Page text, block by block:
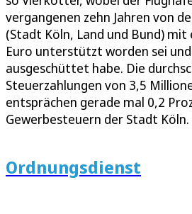
vergangenen zehn Jahren von
(Stadt Köln, Land und Bund)
Euro unterstützt worden sei
ausgeschüttet habe. Die
Steuerzahlungen von 3,5
entsprächen gerade mal 0,2
Gewerbesteuern der Stadt Köln.
Ordnungsdienst